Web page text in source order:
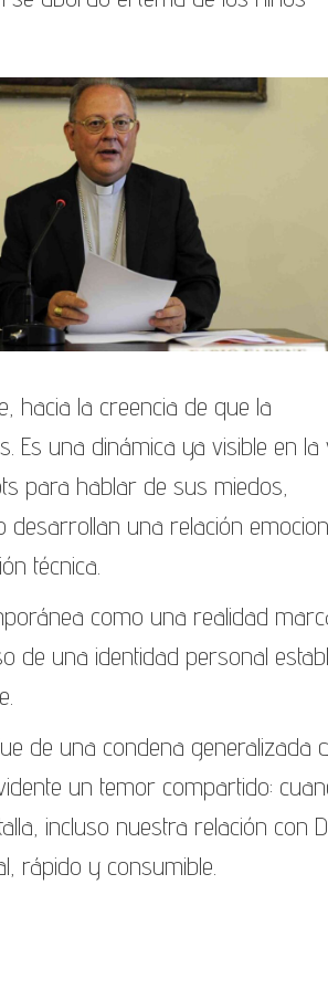
hacia la creencia de que la
Es una dinámica ya visible en la
para hablar de sus miedos,
desarrollan una relación
técnica.
como una realidad
de una identidad personal
de una condena generalizada
un temor compartido:
incluso nuestra relación con
rápido y consumible.